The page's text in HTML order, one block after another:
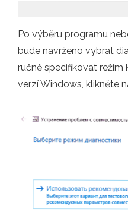
Po výběru programu
bude navrženo vybrat
ručně specifikovat
verzí Windows, klikněte